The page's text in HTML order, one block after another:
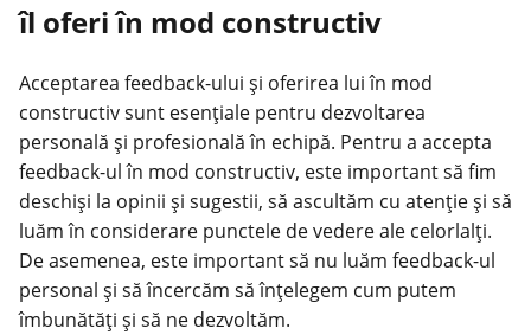
îl oferi în mod constructiv
Acceptarea feedback-ului și oferirea lui în mod
constructiv sunt esențiale pentru dezvoltarea
personală și profesională în echipă. Pentru a accepta
feedback-ul în mod constructiv, este important să fim
deschiși la opinii și sugestii, să ascultăm cu atenție și să
luăm în considerare punctele de vedere ale celorlalți.
De asemenea, este important să nu luăm feedback-ul
personal și să încercăm să înțelegem cum putem
îmbunătăți și să ne dezvoltăm.